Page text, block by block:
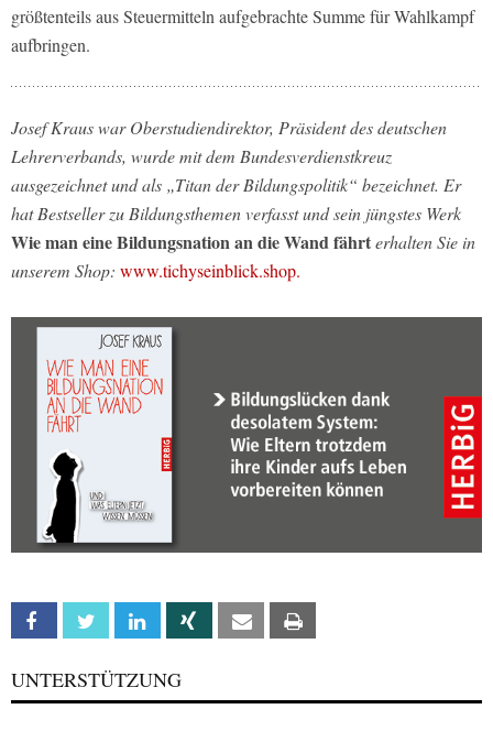
größtenteils aus Steuermitteln aufgebrachte Summe für Wahlkampf
aufbringen.
Josef Kraus war Oberstudiendirektor, Präsident des deutschen
Lehrerverbands, wurde mit dem Bundesverdienstkreuz
ausgezeichnet und als „Titan der Bildungspolitik“ bezeichnet. Er
hat Bestseller zu Bildungsthemen verfasst und sein jüngstes Werk
Wie man eine Bildungsnation an die Wand fährterhalten Sie in
unserem Shop: www.tichyseinblick.shop.
Facebook Twitter Linkedin Xing Email
UNTERSTÜTZUNG